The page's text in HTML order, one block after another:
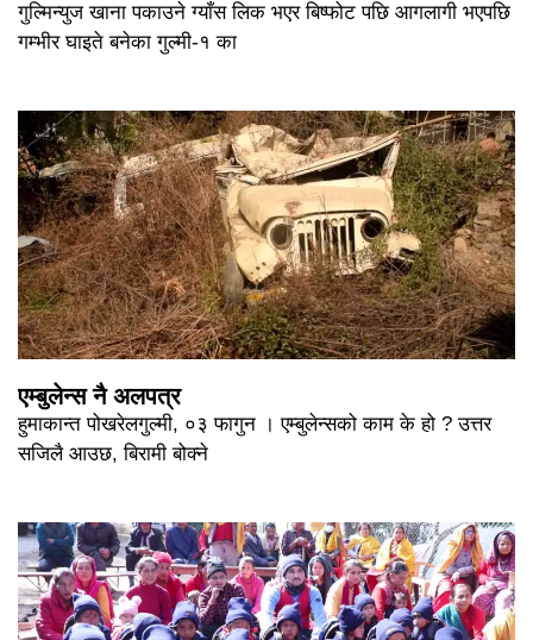
गुल्मिन्युज खाना पकाउने ग्याँस लिक भएर बिष्फोट पछि आगलागी भएपछि
गम्भीर घाइते बनेका गुल्मी-१ का
एम्बुलेन्स नै अलपत्र
हुमाकान्त पोखरेलगुल्मी, ०३ फागुन । एम्बुलेन्सको काम के हो ? उत्तर
सजिलै आउछ, बिरामी बोक्ने